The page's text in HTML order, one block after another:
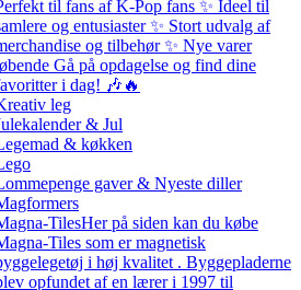
til fans af K-Pop fans ✨ Ideel til
og entusiaster ✨ Stort udvalg af
og tilbehør ✨ Nye varer
Gå på opdagelse og find dine
i dag! 🎶🔥
leg
& Jul
& køkken
gaver & Nyeste diller
TilesHer på siden kan du købe
Tiles som er magnetisk
i høj kvalitet . Byggepladerne
opfundet af en lærer i 1997 til